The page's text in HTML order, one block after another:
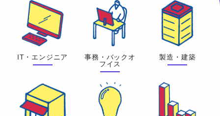
IT・エンジニア
事務・バックオ
フイス
製造・建築